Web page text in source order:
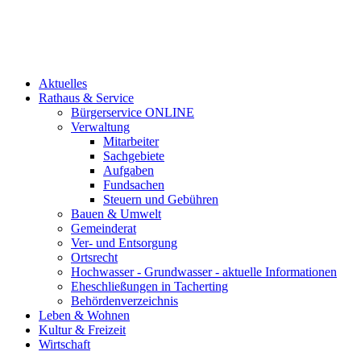
Aktuelles
Rathaus & Service
Bürgerservice ONLINE
Verwaltung
Mitarbeiter
Sachgebiete
Aufgaben
Fundsachen
Steuern und Gebühren
Bauen & Umwelt
Gemeinderat
Ver- und Entsorgung
Ortsrecht
Hochwasser - Grundwasser - aktuelle Informationen
Eheschließungen in Tacherting
Behördenverzeichnis
Leben & Wohnen
Kultur & Freizeit
Wirtschaft